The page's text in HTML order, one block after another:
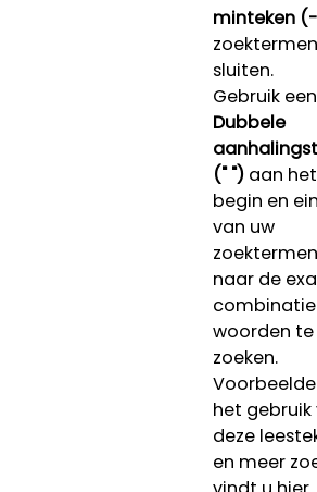
minteken
sluiten.
Gebruik een
Dubbele
(" ")aan het
begin en
van uw
naar de
woorden te
zoeken.
het gebruik
deze
en meer